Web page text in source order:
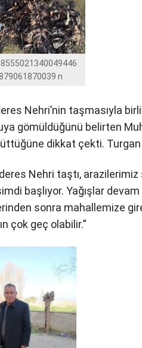
n
Nehri’nin taşmasıyla
gömüldüğünü belirten
dikkat çekti. Turgan
Nehri taştı,
başlıyor. Yağışlar
sonra mahallemize
çok geç olabilir.”